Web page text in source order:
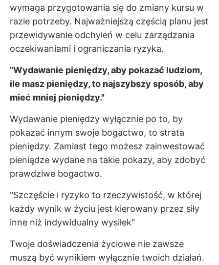
wymaga przygotowania się do zmiany kursu w
razie potrzeby. Najważniejszą częścią planu jest
przewidywanie odchyleń w celu zarządzania
oczekiwaniami i ograniczania ryzyka.
"Wydawanie pieniędzy, aby pokazać ludziom,
ile masz pieniędzy, to najszybszy sposób, aby
mieć mniej pieniędzy."
Wydawanie pieniędzy wyłącznie po to, by
pokazać innym swoje bogactwo, to strata
pieniędzy. Zamiast tego możesz zainwestować
pieniądze wydane na takie pokazy, aby zdobyć
prawdziwe bogactwo.
"Szczęście i ryzyko to rzeczywistość, w której
każdy wynik w życiu jest kierowany przez siły
inne niż indywidualny wysiłek"
Twoje doświadczenia życiowe nie zawsze
muszą być wynikiem wyłącznie twoich działań.